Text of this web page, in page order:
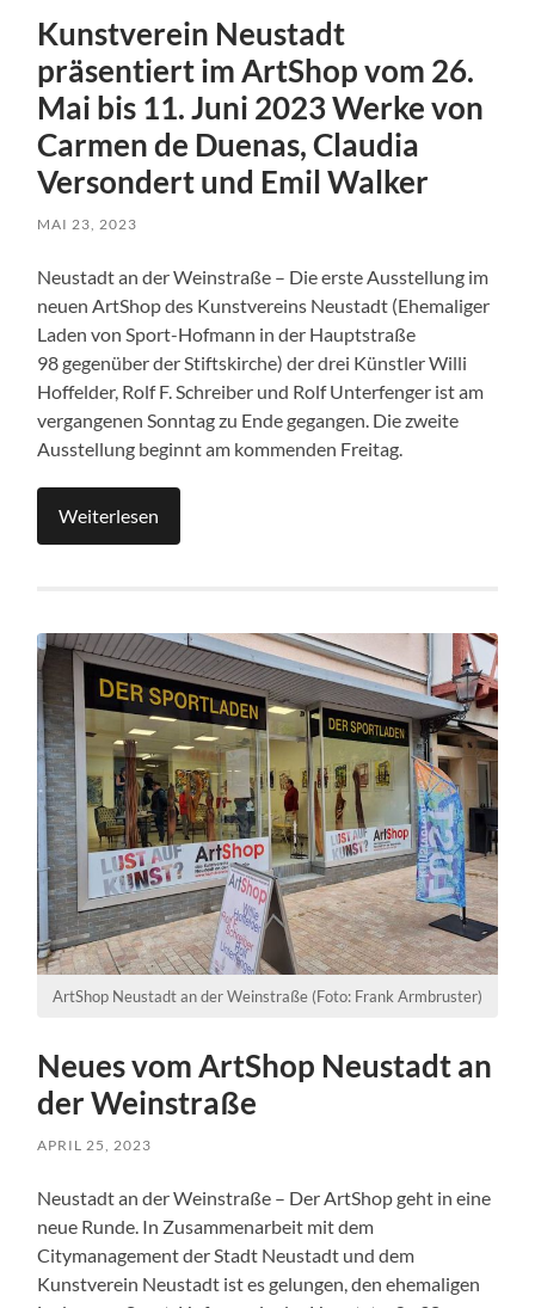
Kunstverein Neustadt
präsentiert im ArtShop vom 26.
Mai bis 11. Juni 2023 Werke von
Carmen de Duenas, Claudia
Versondert und Emil Walker
MAI 23, 2023
Neustadt an der Weinstraße – Die erste Ausstellung im
neuen ArtShop des Kunstvereins Neustadt (Ehemaliger
Laden von Sport-Hofmann in der Hauptstraße
98 gegenüber der Stiftskirche) der drei Künstler Willi
Hoffelder, Rolf F. Schreiber und Rolf Unterfenger ist am
vergangenen Sonntag zu Ende gegangen. Die zweite
Ausstellung beginnt am kommenden Freitag.
Weiterlesen
ArtShop Neustadt an der Weinstraße (Foto: Frank Armbruster)
Neues vom ArtShop Neustadt an
der Weinstraße
APRIL 25, 2023
Neustadt an der Weinstraße – Der ArtShop geht in eine
neue Runde. In Zusammenarbeit mit dem
Citymanagement der Stadt Neustadt und dem
Kunstverein Neustadt ist es gelungen, den ehemaligen